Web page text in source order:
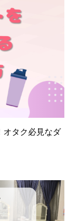
オタク必見なダ